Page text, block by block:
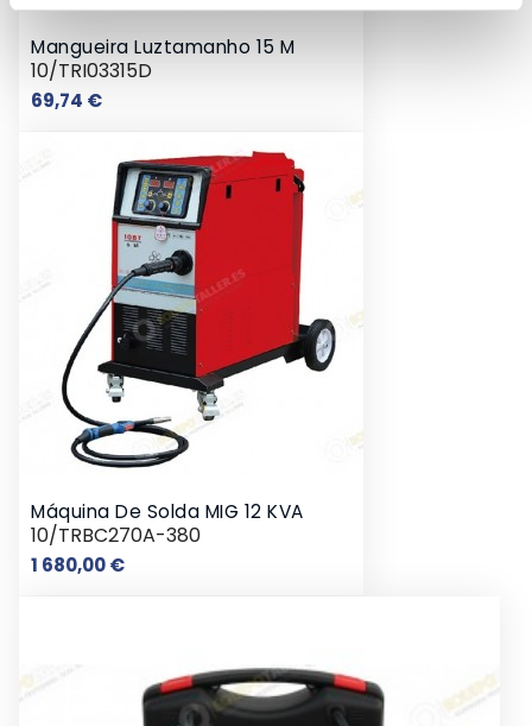
Mangueira Luztamanho 15 M
10/TRI03315D
69,74 €Preço
Máquina De Solda MIG 12 KVA
10/TRBC270A-380
1 680,00 €Preço